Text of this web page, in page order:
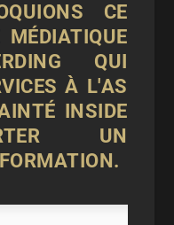
CE
QUI
À L'AS
INSIDE
UN